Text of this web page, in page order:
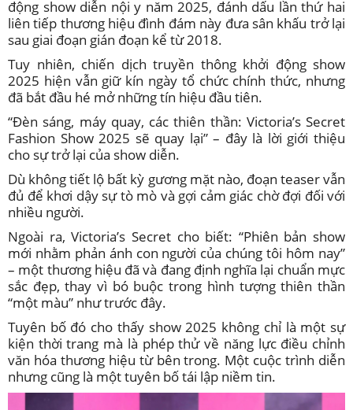
động show diễn nội y năm 2025, đánh dấu lần thứ hai
liên tiếp thương hiệu đình đám này đưa sân khấu trở lại
sau giai đoạn gián đoạn kể từ 2018.
Tuy nhiên, chiến dịch truyền thông khởi động show
2025 hiện vẫn giữ kín ngày tổ chức chính thức, nhưng
đã bắt đầu hé mở những tín hiệu đầu tiên.
“Đèn sáng, máy quay, các thiên thần: Victoria’s Secret
Fashion Show 2025 sẽ quay lại” – đây là lời giới thiệu
cho sự trở lại của show diễn.
Dù không tiết lộ bất kỳ gương mặt nào, đoạn teaser vẫn
đủ để khơi dậy sự tò mò và gợi cảm giác chờ đợi đối với
nhiều người.
Ngoài ra, Victoria’s Secret cho biết: “Phiên bản show
mới nhằm phản ánh con người của chúng tôi hôm nay”
– một thương hiệu đã và đang định nghĩa lại chuẩn mực
sắc đẹp, thay vì bó buộc trong hình tượng thiên thần
“một màu” như trước đây.
Tuyên bố đó cho thấy show 2025 không chỉ là một sự
kiện thời trang mà là phép thử về năng lực điều chỉnh
văn hóa thương hiệu từ bên trong. Một cuộc trình diễn
nhưng cũng là một tuyên bố tái lập niềm tin.